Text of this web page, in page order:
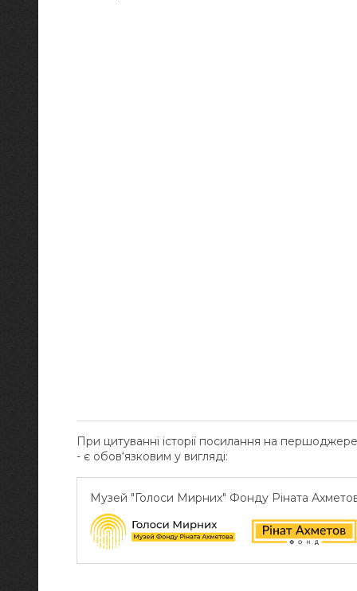
При цитуванні історії посилання на
- є обов‘язковим у вигляді:
Музей "Голоси Мирних" Фонду Ріната